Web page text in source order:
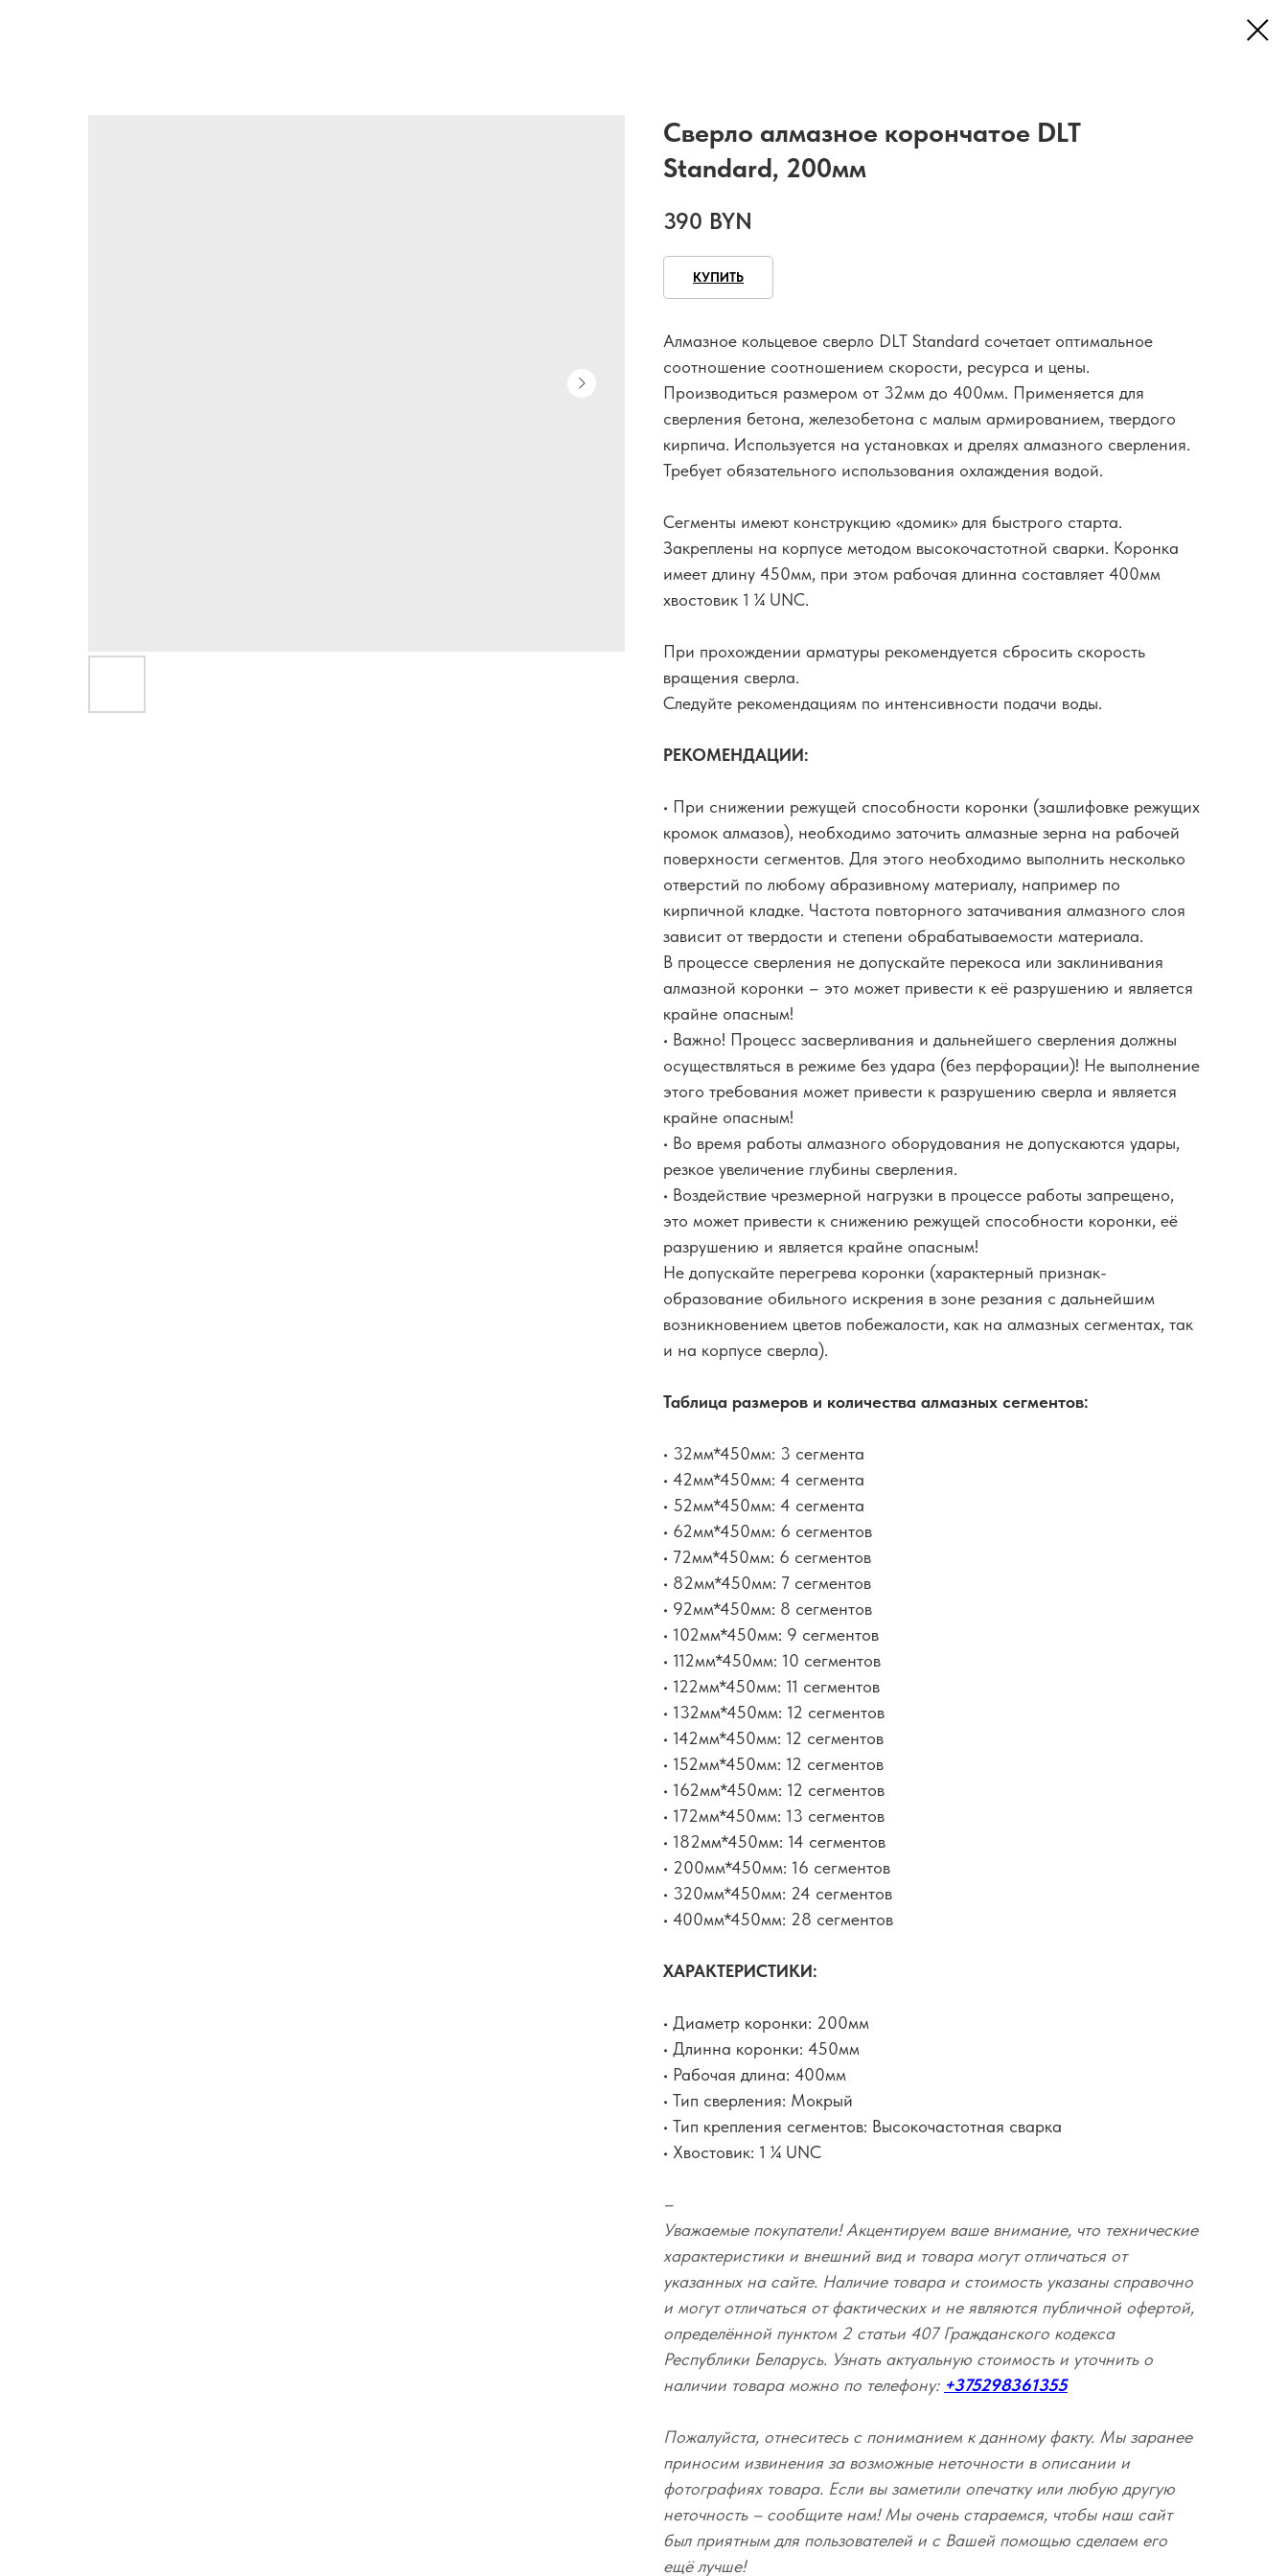
Сверло алмазное корончатое DLT
Standard, 200мм
390 BYN
КУПИТЬ
Алмазное кольцевое сверло DLT Standard сочетает оптимальное
соотношение соотношением скорости, ресурса и цены.
Производиться размером от 32мм до 400мм. Применяется для
сверления бетона, железобетона с малым армированием, твердого
кирпича. Используется на установках и дрелях алмазного сверления.
Требует обязательного использования охлаждения водой.
Сегменты имеют конструкцию «домик» для быстрого старта.
Закреплены на корпусе методом высокочастотной сварки. Коронка
имеет длину 450мм, при этом рабочая длинна составляет 400мм
хвостовик 1 ¼ UNC.
При прохождении арматуры рекомендуется сбросить скорость
вращения сверла.
Следуйте рекомендациям по интенсивности подачи воды.
РЕКОМЕНДАЦИИ:
• При снижении режущей способности коронки (зашлифовке режущих
кромок алмазов), необходимо заточить алмазные зерна на рабочей
поверхности сегментов. Для этого необходимо выполнить несколько
отверстий по любому абразивному материалу, например по
кирпичной кладке. Частота повторного затачивания алмазного слоя
зависит от твердости и степени обрабатываемости материала.
В процессе сверления не допускайте перекоса или заклинивания
алмазной коронки – это может привести к её разрушению и является
крайне опасным!
• Важно! Процесс засверливания и дальнейшего сверления должны
осуществляться в режиме без удара (без перфорации)! Не выполнение
этого требования может привести к разрушению сверла и является
крайне опасным!
• Во время работы алмазного оборудования не допускаются удары,
резкое увеличение глубины сверления.
• Воздействие чрезмерной нагрузки в процессе работы запрещено,
это может привести к снижению режущей способности коронки, её
разрушению и является крайне опасным!
Не допускайте перегрева коронки (характерный признак-
образование обильного искрения в зоне резания с дальнейшим
возникновением цветов побежалости, как на алмазных сегментах, так
и на корпусе сверла).
Таблица размеров и количества алмазных сегментов:
• 32мм*450мм: 3 сегмента
• 42мм*450мм: 4 сегмента
• 52мм*450мм: 4 сегмента
• 62мм*450мм: 6 сегментов
• 72мм*450мм: 6 сегментов
• 82мм*450мм: 7 сегментов
• 92мм*450мм: 8 сегментов
• 102мм*450мм: 9 сегментов
• 112мм*450мм: 10 сегментов
• 122мм*450мм: 11 сегментов
• 132мм*450мм: 12 сегментов
• 142мм*450мм: 12 сегментов
• 152мм*450мм: 12 сегментов
• 162мм*450мм: 12 сегментов
• 172мм*450мм: 13 сегментов
• 182мм*450мм: 14 сегментов
• 200мм*450мм: 16 сегментов
• 320мм*450мм: 24 сегментов
• 400мм*450мм: 28 сегментов
ХАРАКТЕРИСТИКИ:
• Диаметр коронки: 200мм
• Длинна коронки: 450мм
• Рабочая длина: 400мм
• Тип сверления: Мокрый
• Тип крепления сегментов: Высокочастотная сварка
• Хвостовик: 1 ¼ UNC
–
Уважаемые покупатели! Акцентируем ваше внимание, что технические
характеристики и внешний вид и товара могут отличаться от
указанных на сайте. Наличие товара и стоимость указаны справочно
и могут отличаться от фактических и не являются публичной офертой,
определённой пунктом 2 статьи 407 Гражданского кодекса
Республики Беларусь. Узнать актуальную стоимость и уточнить о
наличии товара можно по телефону: +375298361355
Пожалуйста, отнеситесь с пониманием к данному факту. Мы заранее
приносим извинения за возможные неточности в описании и
фотографиях товара. Если вы заметили опечатку или любую другую
неточность – сообщите нам! Мы очень стараемся, чтобы наш сайт
был приятным для пользователей и с Вашей помощью сделаем его
ещё лучше!